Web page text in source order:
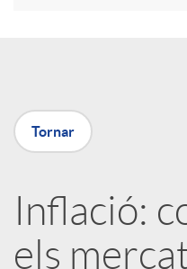
X
r
Tornar
Inflació:
els